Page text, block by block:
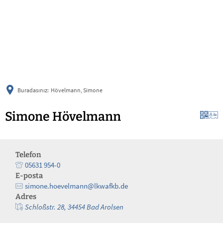
Buradasınız: Hövelmann, Simone
Simone Hövelmann
Telefon
05631 954-0
E-posta
simone.hoevelmann@lkwafkb.de
Adres
Schloßstr. 28, 34454 Bad Arolsen